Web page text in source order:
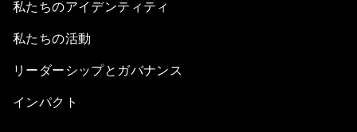
私たちのアイデンティティ
私たちの活動
リーダーシップとガバナンス
インパクト